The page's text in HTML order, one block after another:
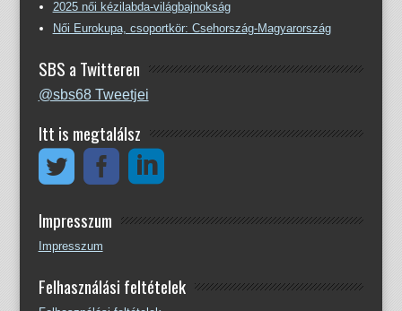
2025 női kézilabda-világbajnokság
Női Eurokupa, csoportkör: Csehország-Magyarország
SBS a Twitteren
@sbs68 Tweetjei
Itt is megtalálsz
Impresszum
Impresszum
Felhasználási feltételek